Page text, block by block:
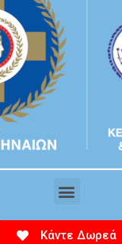
Κάντε Δωρεά